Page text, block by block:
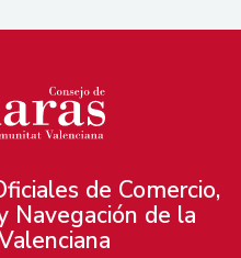
de Comercio,
Navegación de la